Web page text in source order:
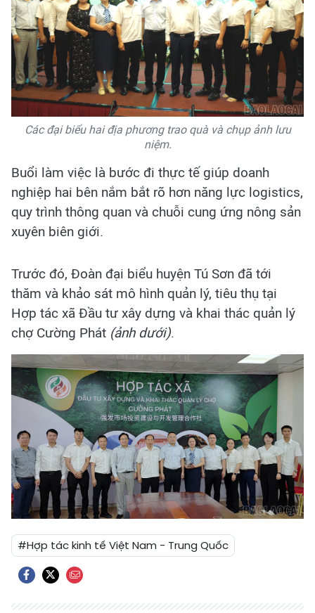
Các đại biểu hai địa phương trao quà và chụp ảnh lưu
niệm.
Buổi làm việc là bước đi thực tế giúp doanh
nghiệp hai bên nắm bắt rõ hơn năng lực logistics,
quy trình thông quan và chuỗi cung ứng nông sản
xuyên biên giới.
Trước đó, Đoàn đại biểu huyện Tú Sơn đã tới
thăm và khảo sát mô hình quản lý, tiêu thụ tại
Hợp tác xã Đầu tư xây dựng và khai thác quản lý
chợ Cường Phát (ảnh dưới).
#Hợp tác kinh tế Việt Nam - Trung Quốc